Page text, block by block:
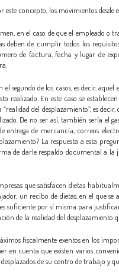
este concepto, los movimientos
en el caso de que el empleado
deben de cumplir todos los
de factura, fecha y lugar de
segundo de los casos, es decir,
realizado. En este caso se
“realidad del desplazamiento”, es
De no ser así, también sería el
entrega de mercancía, correos
La respuesta a esta
de darle respaldo documental a
que satisfacen dietas
un recibo de dietas, en el que se
suficiente por sí misma para
de la realidad del
fiscalmente exentos en los
en cuenta que existen varios
de su centro de trabajo y